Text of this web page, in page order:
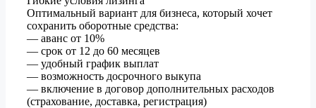
Оптимальный вариант для бизнеса, который хочет
сохранить оборотные средства:
— аванс от 10%
— срок от 12 до 60 месяцев
— удобный график выплат
— возможность досрочного выкупа
— включение в договор дополнительных расходов
(страхование, доставка, регистрация)